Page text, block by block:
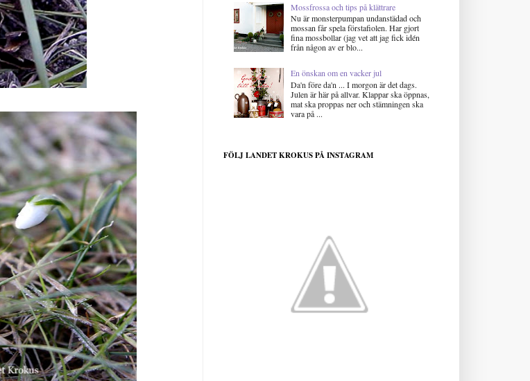
Mossfrossa och tips på klättrare
Nu är monsterpumpan undanstädad och
mossan får spela förstafiolen. Har gjort
fina mossbollar (jag vet att jag fick idén
från någon av er blo...
En önskan om en vacker jul
Da'n före da'n ... I morgon är det dags.
Julen är här på allvar. Klappar ska öppnas,
mat ska proppas ner och stämningen ska
vara på ...
FÖLJ LANDET KROKUS PÅ INSTAGRAM